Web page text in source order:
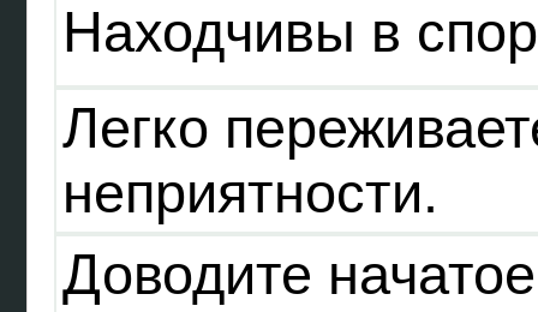
Находчивы в
Легко
неприятности.
Доводите